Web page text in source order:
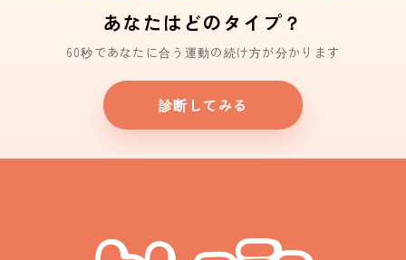
あなたはどのタイプ？
60秒であなたに合う運動の続け方が分かります
診断してみる